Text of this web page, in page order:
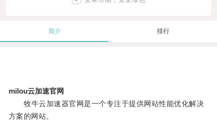
简介 排行
milou云加速官网
牧牛云加速器官网是一个专注于提供网站性能优化解决
方案的网站。